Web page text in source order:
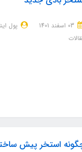
پول
استخر پیش